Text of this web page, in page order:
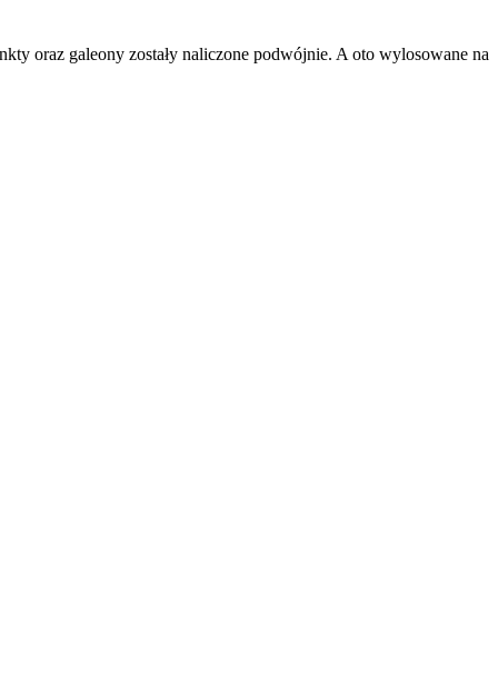
oraz galeony zostały naliczone podwójnie. A oto wylosowane na